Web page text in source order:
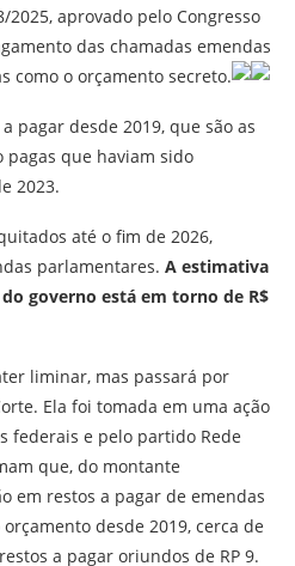
2025, aprovado pelo Congresso
das chamadas emendas
como o orçamento secreto.
pagar desde 2019, que são as
pagas que haviam sido
2023.
até o fim de 2026,
parlamentares. A estimativa
governo está em torno de R$
liminar, mas passará por
Ela foi tomada em uma ação
federais e pelo partido Rede
que, do montante
em restos a pagar de emendas
desde 2019, cerca de
a pagar oriundos de RP 9.